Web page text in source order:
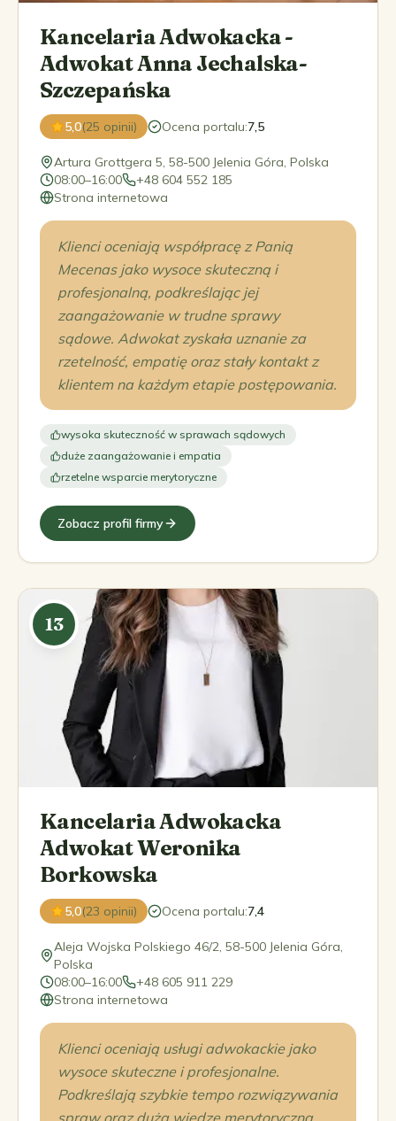
Kancelaria Adwokacka -
Adwokat Anna Jechalska-
Szczepańska
5,0(25 opinii) Ocena portalu:7,5
Artura Grottgera 5, 58-500 Jelenia Góra, Polska
08:00–16:00
+48 604 552 185
Strona internetowa
Klienci oceniają współpracę z Panią
Mecenas jako wysoce skuteczną i
profesjonalną, podkreślając jej
zaangażowanie w trudne sprawy
sądowe. Adwokat zyskała uznanie za
rzetelność, empatię oraz stały kontakt z
klientem na każdym etapie postępowania.
wysoka skuteczność w sprawach sądowych
duże zaangażowanie i empatia
rzetelne wsparcie merytoryczne
Zobacz profil firmy
13
Kancelaria Adwokacka
Adwokat Weronika
Borkowska
5,0(23 opinii) Ocena portalu:7,4
Aleja Wojska Polskiego 46/2, 58-500 Jelenia Góra,
Polska
08:00–16:00
+48 605 911 229
Strona internetowa
Klienci oceniają usługi adwokackie jako
wysoce skuteczne i profesjonalne.
Podkreślają szybkie tempo rozwiązywania
spraw oraz dużą wiedzę merytoryczną